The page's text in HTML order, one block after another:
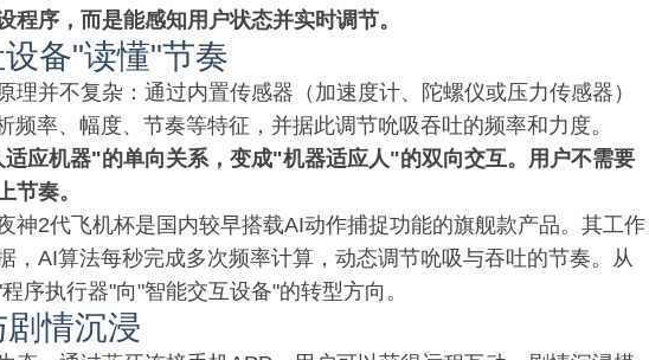
序，而是能感知用户状态并实时调节。
备"读懂"节奏
理并不复杂：通过内置传感器（加速度计、陀螺仪或压力传感器）
率、幅度、节奏等特征，并据此调节吮吸吞吐的频率和力度。
应机器"的单向关系，变成"机器适应人"的双向交互。用户不需要
节奏。
神2代飞机杯是国内较早搭载AI动作捕捉功能的旗舰款产品。其工作
，AI算法每秒完成多次频率计算，动态调节吮吸与吞吐的节奏。从
序执行器"向"智能交互设备"的转型方向。
情沉浸